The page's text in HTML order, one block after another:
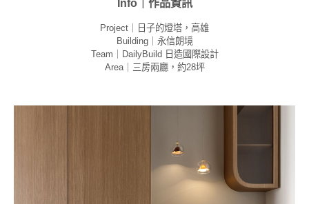
Info｜作品資訊
Project｜日子的燈塔，高雄
Building｜永信朗境
Team｜DailyBuild 日造國際設計
Area｜三房兩廳，約28坪